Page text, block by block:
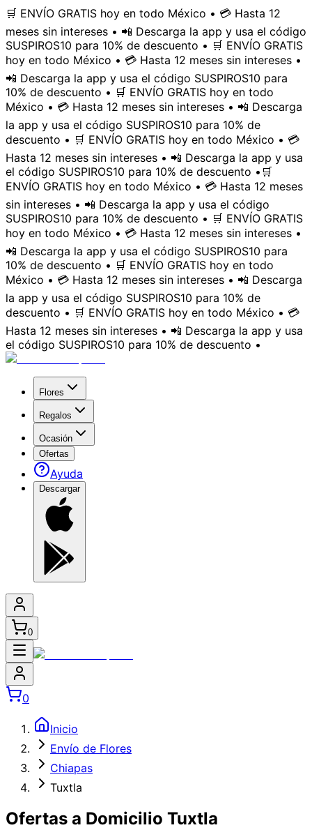
🛒 ENVÍO GRATIS hoy en todo México • 💳 Hasta 12
meses sin intereses • 📲 Descarga la app y usa el código
SUSPIROS10 para 10% de descuento • 🛒 ENVÍO GRATIS
hoy en todo México • 💳 Hasta 12 meses sin intereses •
📲 Descarga la app y usa el código SUSPIROS10 para
10% de descuento • 🛒 ENVÍO GRATIS hoy en todo
México • 💳 Hasta 12 meses sin intereses • 📲 Descarga
la app y usa el código SUSPIROS10 para 10% de
descuento • 🛒 ENVÍO GRATIS hoy en todo México • 💳
Hasta 12 meses sin intereses • 📲 Descarga la app y usa
el código SUSPIROS10 para 10% de descuento • 🛒
ENVÍO GRATIS hoy en todo México • 💳 Hasta 12 meses
sin intereses • 📲 Descarga la app y usa el código
SUSPIROS10 para 10% de descuento • 🛒 ENVÍO GRATIS
hoy en todo México • 💳 Hasta 12 meses sin intereses •
📲 Descarga la app y usa el código SUSPIROS10 para
10% de descuento • 🛒 ENVÍO GRATIS hoy en todo
México • 💳 Hasta 12 meses sin intereses • 📲 Descarga
la app y usa el código SUSPIROS10 para 10% de
descuento • 🛒 ENVÍO GRATIS hoy en todo México • 💳
Hasta 12 meses sin intereses • 📲 Descarga la app y usa
el código SUSPIROS10 para 10% de descuento •
Flores
Regalos
Ocasión
Ofertas
Ayuda
Descargar
0
0
Inicio
Envío de Flores
Chiapas
Tuxtla
Ofertas a Domicilio Tuxtla